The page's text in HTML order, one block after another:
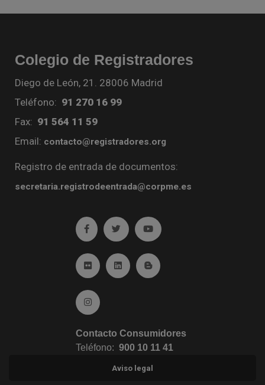
Colegio de Registradores
Diego de León, 21. 28006 Madrid
Teléfono: 91 270 16 99
Fax: 91 564 11 59
Email: contacto@registradores.org
Registro de entrada de documentos:
secretaria.registrodeentrada@corpme.es
Ir a facebook (abre en ventana nueva)
Ir a twitter (abre en ventana nueva)
Ir a YouTube (abre en
Ir a Flickr (abre en ventana nueva)
Ir a Linkedin (abre en ventana nueva)
Ir al Blog (abre en ventana
Ir a Instagram (abre en ventana nueva)
Contacto Consumidores
Teléfono: 900 10 11 41
Aviso legal